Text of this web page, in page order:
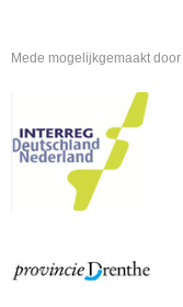
Mede mogelijkgemaakt door